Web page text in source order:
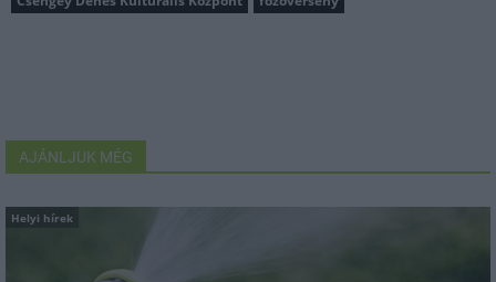
AJÁNLJUK MÉG
Helyi hírek